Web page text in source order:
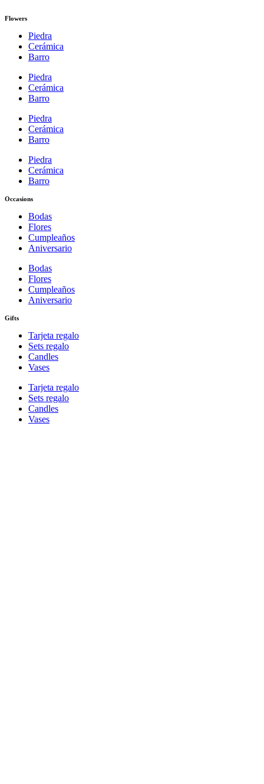
Flowers
Piedra
Cerámica
Barro
Piedra
Cerámica
Barro
Piedra
Cerámica
Barro
Piedra
Cerámica
Barro
Occasions
Bodas
Flores
Cumpleaños
Aniversario
Bodas
Flores
Cumpleaños
Aniversario
Gifts
Tarjeta regalo
Sets regalo
Candles
Vases
Tarjeta regalo
Sets regalo
Candles
Vases